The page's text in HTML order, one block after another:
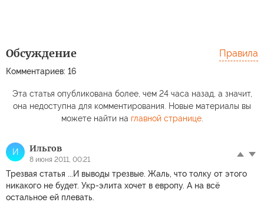
Обсуждение
Комментариев: 16
Правила
Эта статья опубликована более, чем 24 часа назад, а значит,
она недоступна для комментирования. Новые материалы вы
можете найти на главной странице.
И Ильгов
8 июня 2011, 00:21
Трезвая статья ...И выводы трезвые. Жаль, что толку от этого
никакого не будет. Укр-элита хочет в европу. А на всё
остальное ей плевать.